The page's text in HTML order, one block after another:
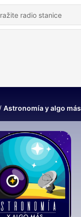
Astronomía y algo más